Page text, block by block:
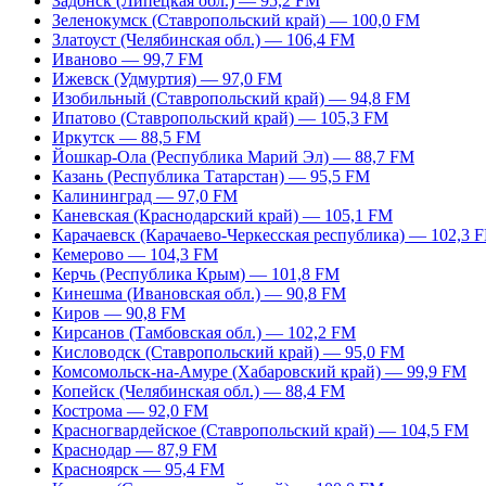
Зеленокумск (Ставропольский край) — 100,0 FM
Златоуст (Челябинская обл.) — 106,4 FM
Иваново — 99,7 FM
Ижевск (Удмуртия) — 97,0 FM
Изобильный (Ставропольский край) — 94,8 FM
Ипатово (Ставропольский край) — 105,3 FM
Иркутск — 88,5 FM
Йошкар-Ола (Республика Марий Эл) — 88,7 FM
Казань (Республика Татарстан) — 95,5 FM
Калининград — 97,0 FM
Каневская (Краснодарский край) — 105,1 FM
Карачаевск (Карачаево-Черкесская республика) — 102,3
Кемерово — 104,3 FM
Керчь (Республика Крым) — 101,8 FM
Кинешма (Ивановская обл.) — 90,8 FM
Киров — 90,8 FM
Кирсанов (Тамбовская обл.) — 102,2 FM
Кисловодск (Ставропольский край) — 95,0 FM
Комсомольск-на-Амуре (Хабаровский край) — 99,9 FM
Копейск (Челябинская обл.) — 88,4 FM
Кострома — 92,0 FM
Красногвардейское (Ставропольский край) — 104,5 FM
Краснодар — 87,9 FM
Красноярск — 95,4 FM